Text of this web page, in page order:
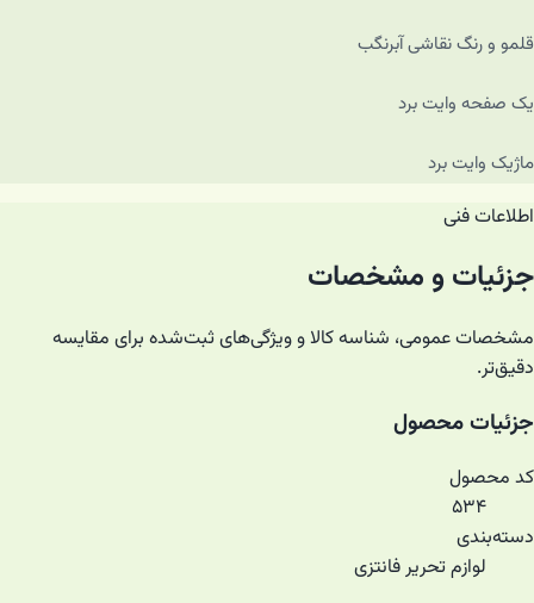
قلمو و رنگ نقاشی آبرنگب
یک صفحه وایت برد
ماژیک وایت برد
اطلاعات فنی
جزئیات و مشخصات
مشخصات عمومی، شناسه کالا و ویژگی‌های ثبت‌شده برای مقایسه
دقیق‌تر.
جزئیات محصول
کد محصول
۵۳۴
دسته‌بندی
لوازم تحریر فانتزی